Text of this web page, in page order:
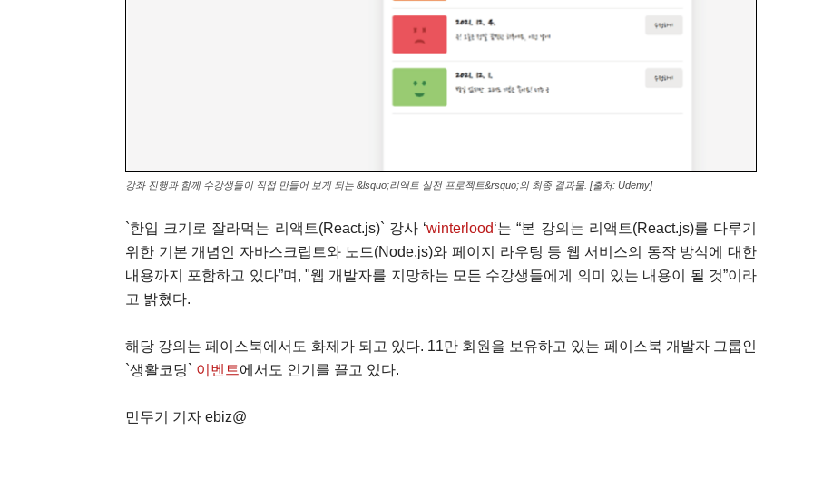
강좌 진행과 함께 수강생들이 직접 만들어 보게 되는 &lsquo;리액트 실전 프로젝트&rsquo;의 최종 결과물. [출처: Udemy]
`한입 크기로 잘라먹는 리액트(React.js)` 강사 ‘winterlood‘는 “본 강의는 리액트(React.js)를 다루기
위한 기본 개념인 자바스크립트와 노드(Node.js)와 페이지 라우팅 등 웹 서비스의 동작 방식에 대한
내용까지 포함하고 있다”며, "웹 개발자를 지망하는 모든 수강생들에게 의미 있는 내용이 될 것”이라
고 밝혔다.
해당 강의는 페이스북에서도 화제가 되고 있다. 11만 회원을 보유하고 있는 페이스북 개발자 그룹인
`생활코딩` 이벤트에서도 인기를 끌고 있다.
민두기 기자 ebiz@